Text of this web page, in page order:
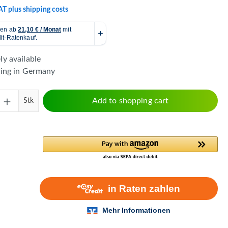
plus shipping costs
available
in Germany
Enter the desired amount or
Stk Add to shopping cart